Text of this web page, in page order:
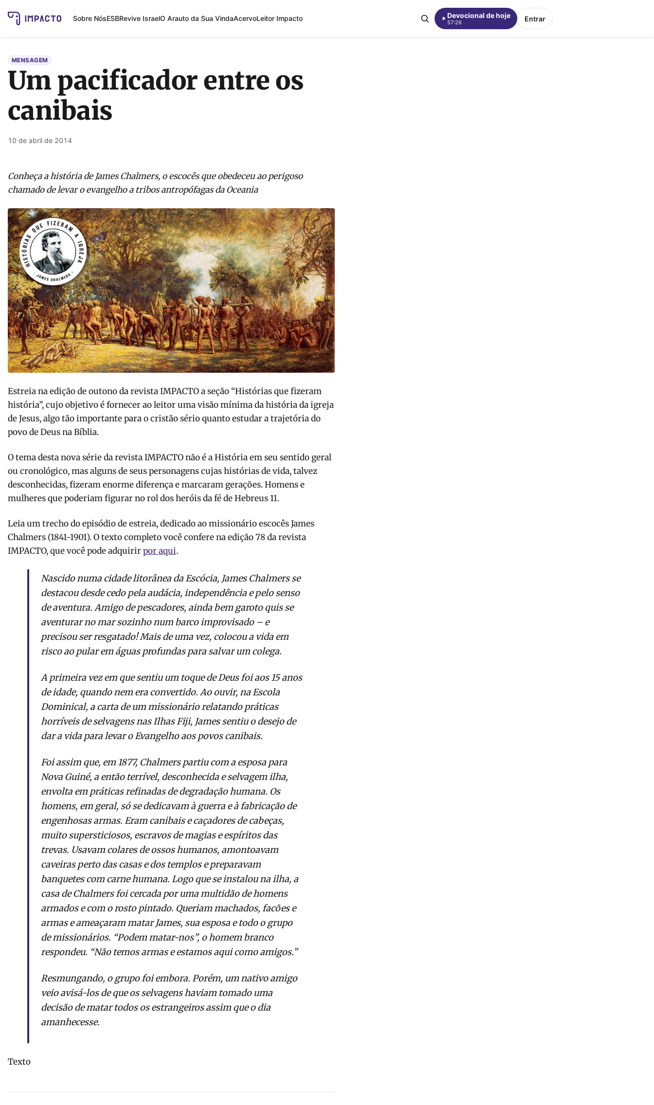
Sobre NósESBRevive IsraelO Arauto da Sua VindaAcervoLeitor Impacto Devocional de hoje
57:26 Entrar
MENSAGEM
Um pacificador entre os
canibais
10 de abril de 2014
Conheça a história de James Chalmers, o escocês que obedeceu ao perigoso
chamado de levar o evangelho a tribos antropófagas da Oceania
Estreia na edição de outono da revista IMPACTO a seção “Histórias que fizeram
história”, cujo objetivo é fornecer ao leitor uma visão mínima da história da igreja
de Jesus, algo tão importante para o cristão sério quanto estudar a trajetória do
povo de Deus na Bíblia.
O tema desta nova série da revista IMPACTO não é a História em seu sentido geral
ou cronológico, mas alguns de seus personagens cujas histórias de vida, talvez
desconhecidas, fizeram enorme diferença e marcaram gerações. Homens e
mulheres que poderiam figurar no rol dos heróis da fé de Hebreus 11.
Leia um trecho do episódio de estreia, dedicado ao missionário escocês James
Chalmers (1841-1901). O texto completo você confere na edição 78 da revista
IMPACTO, que você pode adquirirpor aqui.
Nascido numa cidade litorânea da Escócia, James Chalmers se
destacou desde cedo pela audácia, independência e pelo senso
de aventura. Amigo de pescadores, ainda bem garoto quis se
aventurar no mar sozinho num barco improvisado – e
precisou ser resgatado! Mais de uma vez, colocou a vida em
risco ao pular em águas profundas para salvar um colega.
A primeira vez em que sentiu um toque de Deus foi aos 15 anos
de idade, quando nem era convertido. Ao ouvir, na Escola
Dominical, a carta de um missionário relatando práticas
horríveis de selvagens nas Ilhas Fiji, James sentiu o desejo de
dar a vida para levar o Evangelho aos povos canibais.
Foi assim que, em 1877, Chalmers partiu com a esposa para
Nova Guiné, a então terrível, desconhecida e selvagem ilha,
envolta em práticas refinadas de degradação humana. Os
homens, em geral, só se dedicavam à guerra e à fabricação de
engenhosas armas. Eram canibais e caçadores de cabeças,
muito supersticiosos, escravos de magias e espíritos das
trevas. Usavam colares de ossos humanos, amontoavam
caveiras perto das casas e dos templos e preparavam
banquetes com carne humana. Logo que se instalou na ilha, a
casa de Chalmers foi cercada por uma multidão de homens
armados e com o rosto pintado. Queriam machados, facões e
armas e ameaçaram matar James, sua esposa e todo o grupo
de missionários. “Podem matar-nos”, o homem branco
respondeu. “Não temos armas e estamos aqui como amigos.”
Resmungando, o grupo foi embora. Porém, um nativo amigo
veio avisá-los de que os selvagens haviam tomado uma
decisão de matar todos os estrangeiros assim que o dia
amanhecesse.
Texto